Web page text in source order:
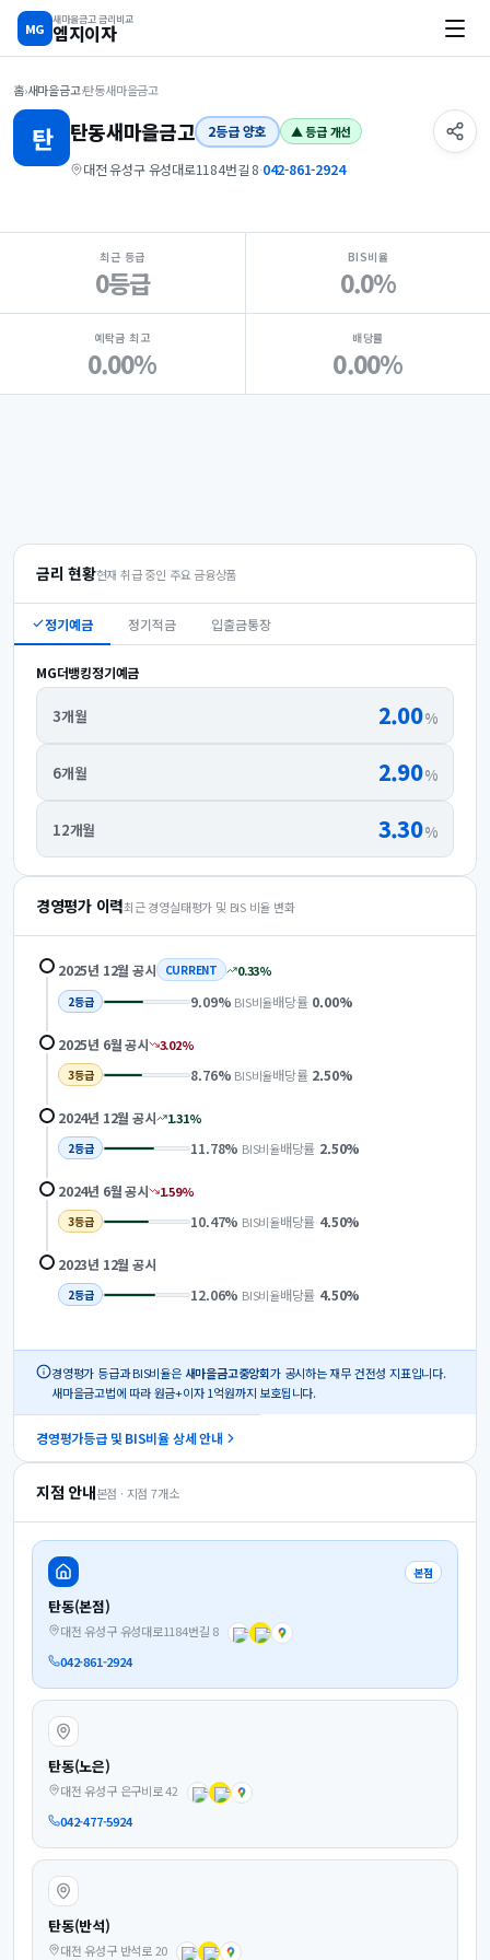
MG
새마을금고 금리비교
엠지이자
홈›새마을금고›탄동새마을금고
탄 탄동새마을금고 2등급 양호 ▲ 등급 개선
대전 유성구 유성대로1184번길 8·042-861-2924
지점 핵심 지표 요약
최근 등급
0등급
BIS비율
0.0%
예탁금 최고
0.00%
배당률
0.00%
금리 현황현재 취급 중인 주요 금융상품
정기예금 정기적금 입출금통장
MG더뱅킹정기예금
3개월 2.00%
6개월 2.90%
12개월 3.30%
경영평가 이력최근 경영실태평가 및 BIS 비율 변화
2025년 12월 공시 CURRENT 0.33%
2등급 9.09% BIS비율배당률 0.00%
2025년 6월공시 3.02%
3등급 8.76% BIS비율배당률 2.50%
2024년 12월 공시 1.31%
2등급 11.78% BIS비율배당률 2.50%
2024년 6월공시 1.59%
3등급 10.47% BIS비율배당률 4.50%
2023년 12월 공시
2등급 12.06% BIS비율배당률 4.50%
경영평가 등급과 BIS비율은 새마을금고중앙회가 공시하는 재무 건전성 지표입니다.
새마을금고법에 따라 원금+이자 1억원까지 보호됩니다.
경영평가등급 및 BIS비율 상세 안내
지점 안내본점 · 지점 7개소
본점
탄동(본점)
대전 유성구 유성대로1184번길 8
042-861-2924
탄동(노은)
대전 유성구 은구비로 42
042-477-5924
탄동(반석)
대전 유성구 반석로 20